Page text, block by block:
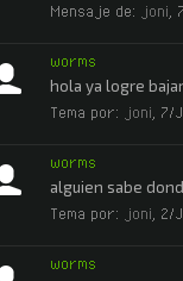
Mensaje de:
joni
worms
hola ya logre
Tema por:
joni 7/
worms
alguien sabe
Tema por:
joni 2/
worms